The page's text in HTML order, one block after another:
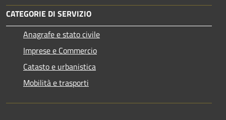
CATEGORIE DI SERVIZIO
Anagrafe e stato civile
Imprese e Commercio
Catasto e urbanistica
Mobilità e trasporti